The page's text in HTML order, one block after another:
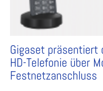
Gigaset präsentiert
HD-Telefonie über
Festnetzanschluss